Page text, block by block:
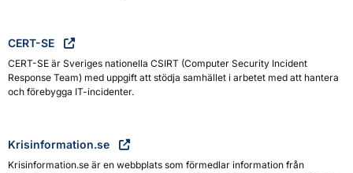
CERT-SE
CERT-SE är Sveriges nationella CSIRT (Computer Security Incident
Response Team) med uppgift att stödja samhället i arbetet med att hantera
och förebygga IT-incidenter.
Krisinformation.se
Krisinformation.se är en webbplats som förmedlar information från